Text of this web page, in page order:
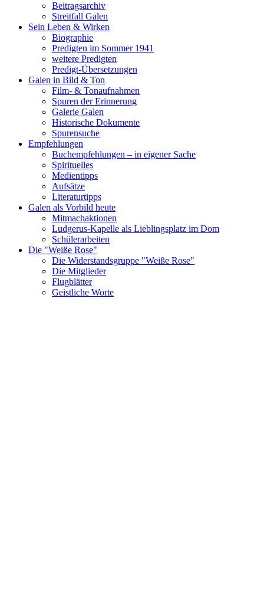
Beitragsarchiv
Streitfall Galen
Sein Leben & Wirken
Biographie
Predigten im Sommer 1941
weitere Predigten
Predigt-Übersetzungen
Galen in Bild & Ton
Film- & Tonaufnahmen
Spuren der Erinnerung
Galerie Galen
Historische Dokumente
Spurensuche
Empfehlungen
Buchempfehlungen – in eigener Sache
Spirituelles
Medientipps
Aufsätze
Literaturtipps
Galen als Vorbild heute
Mitmachaktionen
Ludgerus-Kapelle als Lieblingsplatz im Dom
Schülerarbeiten
Die "Weiße Rose"
Die Widerstandsgruppe "Weiße Rose"
Die Mitglieder
Flugblätter
Geistliche Worte